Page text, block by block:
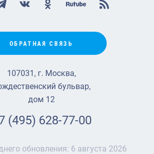
ОБРАТНАЯ СВЯЗЬ
107031, г. Москва,
бульвар,
дом 12
(495) 628-77-00
обновления: 6 августа 2026